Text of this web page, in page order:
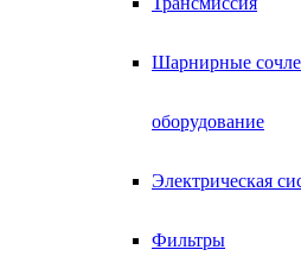
Шарнирные
оборудование
Электрическая
Фильтры